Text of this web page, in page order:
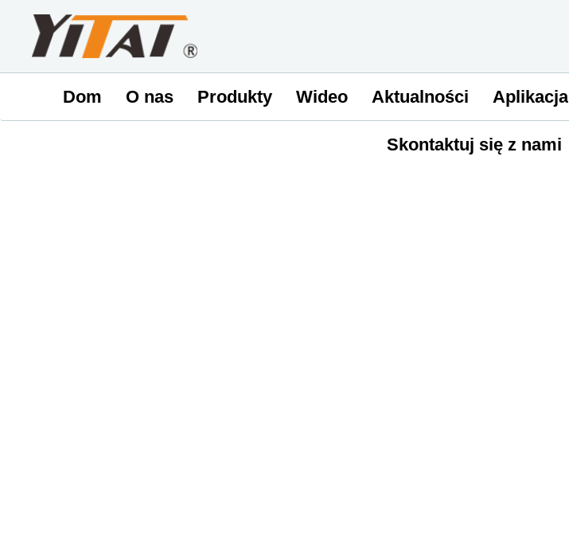
Dom O nas Produkty Wideo Aktualności Aplikacja
Skontaktuj się z nami